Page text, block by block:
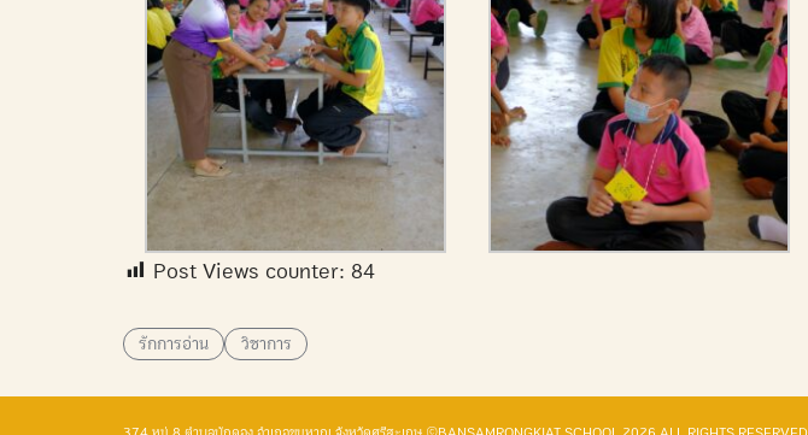
Post Views counter: 84
รักการอ่าน วิชาการ